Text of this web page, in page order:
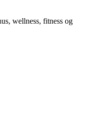
wellness, fitness og